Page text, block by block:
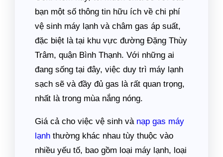
bạn một số thông tin hữu ích về chi phí
vệ sinh máy lạnh và châm gas áp suất,
đặc biệt là tại khu vực đường Đặng Thùy
Trâm, quận Bình Thạnh. Với những ai
đang sống tại đây, việc duy trì máy lạnh
sạch sẽ và đầy đủ gas là rất quan trọng,
nhất là trong mùa nắng nóng.
Giá cả cho việc vệ sinh và nạp gas máy
lạnh thường khác nhau tùy thuộc vào
nhiều yếu tố, bao gồm loại máy lạnh, loại